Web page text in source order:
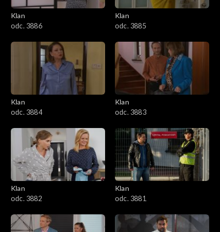
2001–2100
1901–2000
1801–1900
1701–1800
1601–1700
1501–1600
1401–1500
1301–1400
1201–1300
1101–1200
Klan
odc. 3886
Klan
odc. 3885
Klan
odc. 3884
Klan
odc. 3883
Klan
odc. 3882
Klan
odc. 3881